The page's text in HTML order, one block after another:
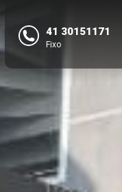
41 30151171
Fixo